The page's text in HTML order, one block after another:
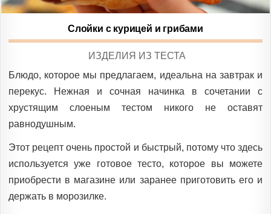
Слойки с курицей и грибами
POSTED
ИЗДЕЛИЯ ИЗ ТЕСТА
Блюдо, которое мы предлагаем, идеальна на завтрак и
перекус. Нежная и сочная начинка в сочетании с
хрустящим слоеным тестом никого не оставят
равнодушным.
Этот рецепт очень простой и быстрый, потому что здесь
используется уже готовое тесто, которое вы можете
приобрести в магазине или заранее приготовить его и
держать в морозилке.